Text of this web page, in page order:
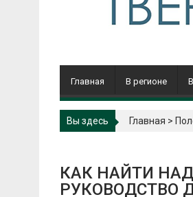
Главная В регионе
Вы здесь Главная >
КАК НАЙТИ
РУКОВОДСТВО